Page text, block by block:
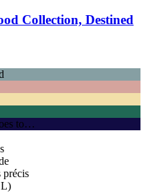
Collection, Destined
to…
précis
L)